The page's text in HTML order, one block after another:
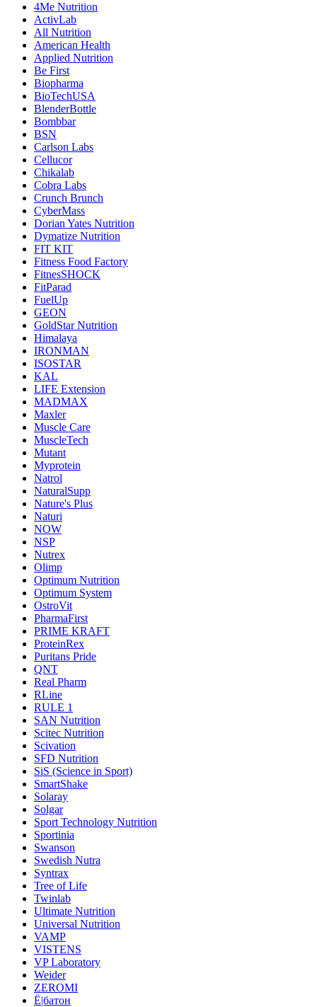
4Me Nutrition
ActivLab
All Nutrition
American Health
Applied Nutrition
Be First
Biopharma
BioTechUSA
BlenderBottle
Bombbar
BSN
Carlson Labs
Cellucor
Chikalab
Cobra Labs
Crunch Brunch
CyberMass
Dorian Yates Nutrition
Dymatize Nutrition
FIT KIT
Fitness Food Factory
FitnesSHOCK
FitParad
FuelUp
GEON
GoldStar Nutrition
Himalaya
IRONMAN
ISOSTAR
KAL
LIFE Extension
MADMAX
Maxler
Muscle Care
MuscleTech
Mutant
Myprotein
Natrol
NaturalSupp
Nature's Plus
Naturi
NOW
NSP
Nutrex
Olimp
Optimum Nutrition
Optimum System
OstroVit
PharmaFirst
PRIME KRAFT
ProteinRex
Puritans Pride
QNT
Real Pharm
RLine
RULE 1
SAN Nutrition
Scitec Nutrition
Scivation
SFD Nutrition
SiS (Science in Sport)
SmartShake
Solaray
Solgar
Sport Technology Nutrition
Sportinia
Swanson
Swedish Nutra
Syntrax
Tree of Life
Twinlab
Ultimate Nutrition
Universal Nutrition
VAMP
VISTENS
VP Laboratory
Weider
ZEROMI
Ё|батон